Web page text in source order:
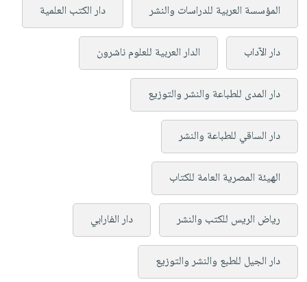
المؤسسة العربية للدراسات والنشر دار الكتب العلمية
دار الآداب الدار العربية للعلوم ناشرون
دار المدى للطباعة والنشر والتوزيع
دار الساقي للطباعة والنشر
الهيئة المصرية العامة للكتاب
رياض الريس للكتب والنشر دار الفارابي
دار الجيل للطبع والنشر والتوزيع